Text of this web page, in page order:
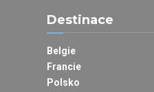
Destinace
Belgie
Francie
Polsko